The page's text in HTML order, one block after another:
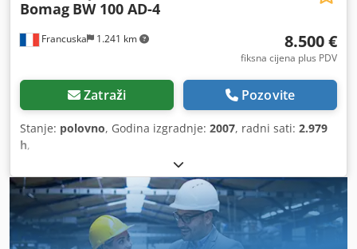
Francuska 1.241 km
Bomag BW 100 AD-4
8.500 €
fiksna cijena plus PDV
Zatraži Pozovite
Stanje: polovno, Godina izgradnje: 2007, radni sati: 2.979
h,